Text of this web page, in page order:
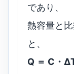
であり、
熱容量と
と、
Q ＝ C・